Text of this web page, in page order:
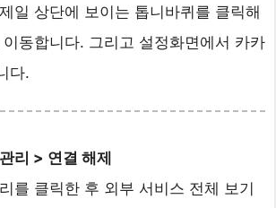
일 상단에 보이는 톱니바퀴를 클릭해
동합니다. 그리고 설정화면에서 카카
다.
리 > 연결 해제
를 클릭한 후 외부 서비스 전체 보기